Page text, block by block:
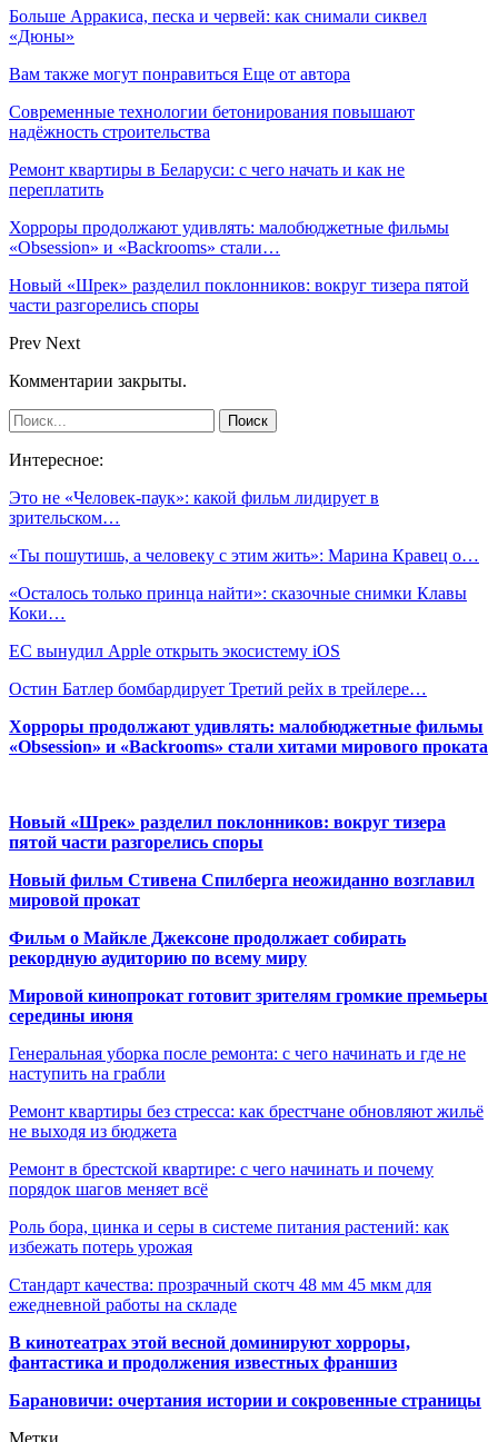
Больше Арракиса, песка и червей: как снимали сиквел
«Дюны»
Вам также могут понравиться Еще от автора
Современные технологии бетонирования повышают
надёжность строительства
Ремонт квартиры в Беларуси: с чего начать и как не
переплатить
Хорроры продолжают удивлять: малобюджетные фильмы
«Obsession» и «Backrooms» стали…
Новый «Шрек» разделил поклонников: вокруг тизера пятой
части разгорелись споры
Prev Next
Комментарии закрыты.
Интересное:
Это не «Человек-паук»: какой фильм лидирует в
зрительском…
«Ты пошутишь, а человеку с этим жить»: Марина Кравец о…
«Осталось только принца найти»: сказочные снимки Клавы
Коки…
ЕС вынудил Apple открыть экосистему iOS
Остин Батлер бомбардирует Третий рейх в трейлере…
Хорроры продолжают удивлять: малобюджетные фильмы
«Obsession» и «Backrooms» стали хитами мирового проката
Новый «Шрек» разделил поклонников: вокруг тизера
пятой части разгорелись споры
Новый фильм Стивена Спилберга неожиданно возглавил
мировой прокат
Фильм о Майкле Джексоне продолжает собирать
рекордную аудиторию по всему миру
Мировой кинопрокат готовит зрителям громкие премьеры
середины июня
Генеральная уборка после ремонта: с чего начинать и где не
наступить на грабли
Ремонт квартиры без стресса: как брестчане обновляют жильё
не выходя из бюджета
Ремонт в брестской квартире: с чего начинать и почему
порядок шагов меняет всё
Роль бора, цинка и серы в системе питания растений: как
избежать потерь урожая
Стандарт качества: прозрачный скотч 48 мм 45 мкм для
ежедневной работы на складе
В кинотеатрах этой весной доминируют хорроры,
фантастика и продолжения известных франшиз
Барановичи: очертания истории и сокровенные страницы
Метки